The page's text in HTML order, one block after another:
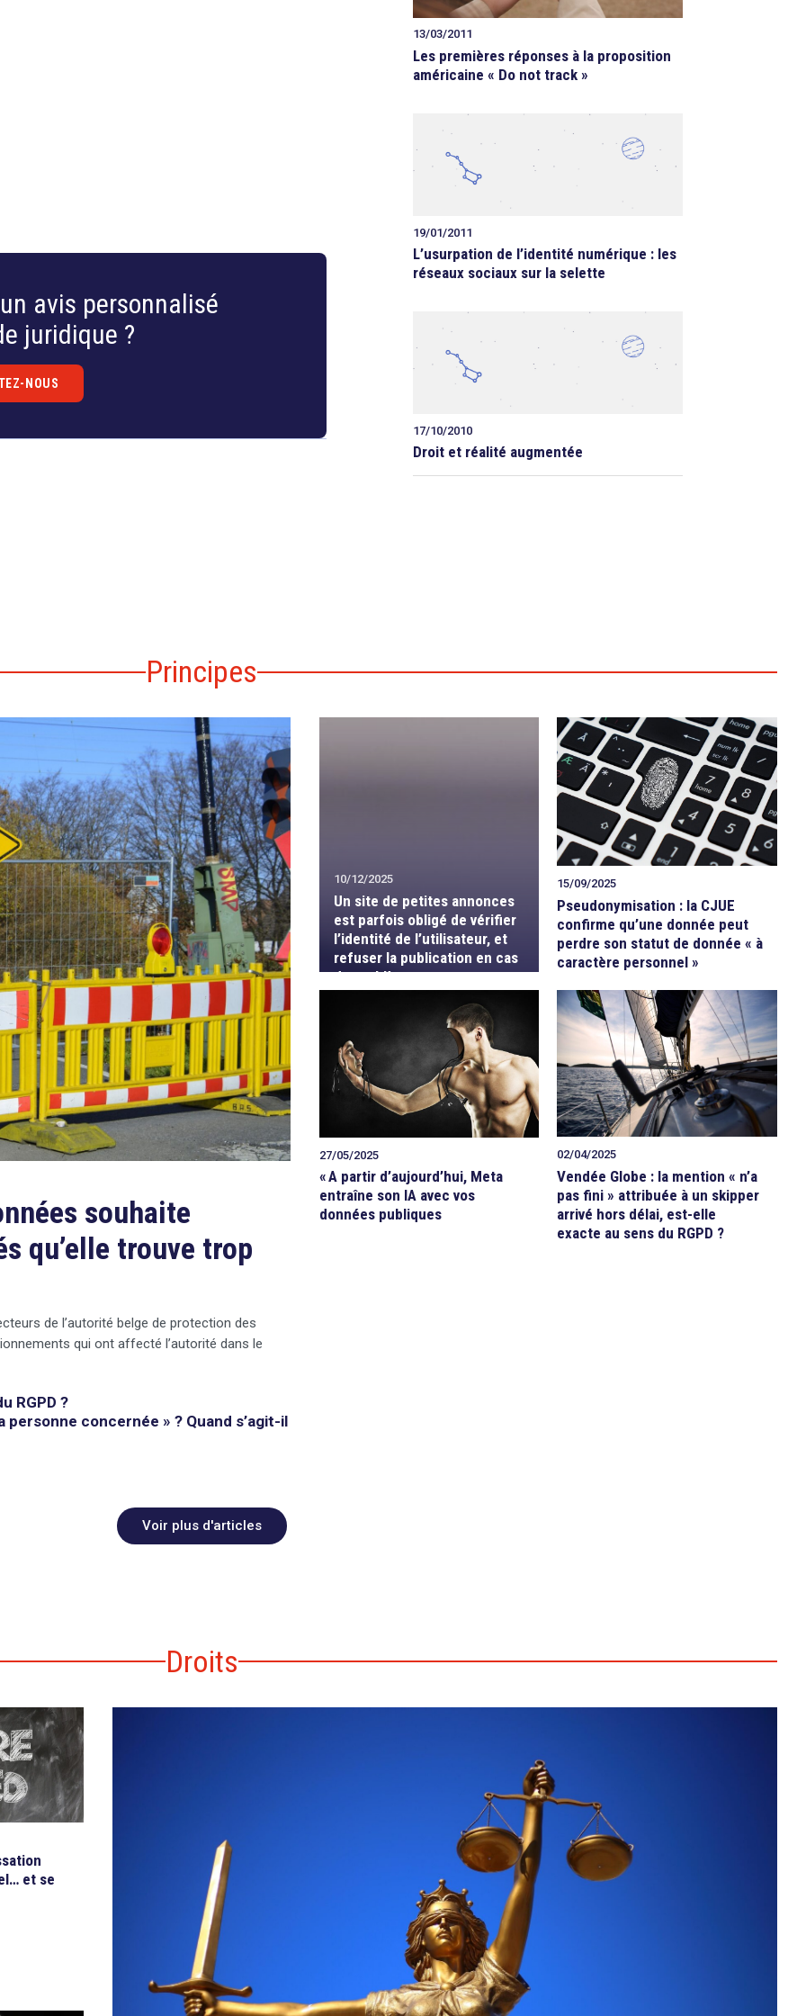
avis personnalisé
juridique ?
NOUS
13/03/2011
Les premières réponses à la proposition
américaine « Do not track »
19/01/2011
L’usurpation de l’identité numérique : les
réseaux sociaux sur la selette
17/10/2010
Droit et réalité augmentée
Principes
souhaite
qu’elle trouve trop
de l’autorité belge de protection des
qui ont affecté l’autorité dans le
RGPD ?
concernée » ? Quand s’agit-il
10/12/2025
Un site de petites annonces
est parfois obligé de vérifier
l’identité de l’utilisateur, et
refuser la publication en cas
de problème
15/09/2025
Pseudonymisation : la CJUE
confirme qu’une donnée peut
perdre son statut de donnée « à
caractère personnel »
27/05/2025
«A partir d’aujourd’hui, Meta
entraîne son IA avec vos
données publiques
02/04/2025
Vendée Globe : la mention « n’a
pas fini » attribuée à un skipper
arrivé hors délai, est-elle
exacte au sens du RGPD ?
Voir plus d'articles
Droits
et se